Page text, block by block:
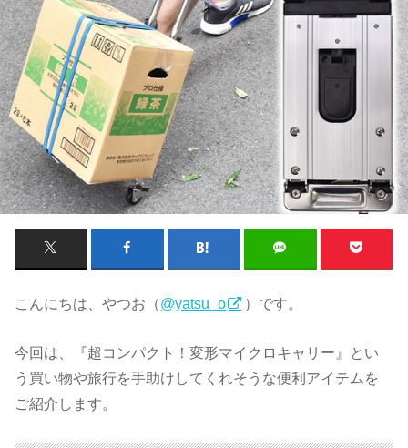
こんにちは、やつお（@yatsu_o ）です。
今回は、『超コンパクト！変形マイクロキャリー』とい
う買い物や旅行を手助けしてくれそうな便利アイテムを
ご紹介します。